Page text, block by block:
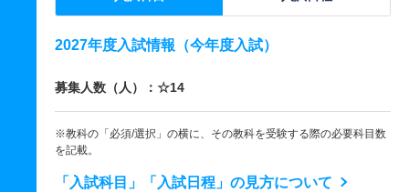
2027年度入試情報（今年度入試）
募集人数（人）：☆14
※教科の「必須/選択」の横に、その教科を受験する際の必要科目数
を記載。
「入試科目」「入試日程」の見方について